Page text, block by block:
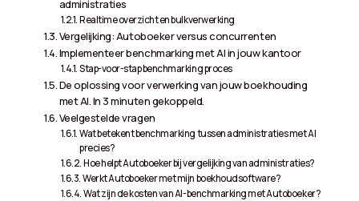
administraties
Realtime overzicht en bulkverwerking
Vergelijking: Autoboeker versus concurrenten
Implementeer benchmarking met AI in jouw kantoor
Stap-voor-stap benchmarking proces
De oplossing voor verwerking van jouw boekhouding
met AI. In 3 minuten gekoppeld.
Veelgestelde vragen
Wat betekent benchmarking tussen administraties met AI
precies?
Hoe helpt Autoboeker bij vergelijking van administraties?
Werkt Autoboeker met mijn boekhoudsoftware?
Wat zijn de kosten van AI-benchmarking met Autoboeker?